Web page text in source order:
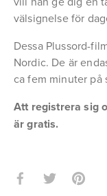
välsignelse för
Dessa Plussord-
Nordic. De är
ca fem minuter på
Att registrera sig
är gratis.